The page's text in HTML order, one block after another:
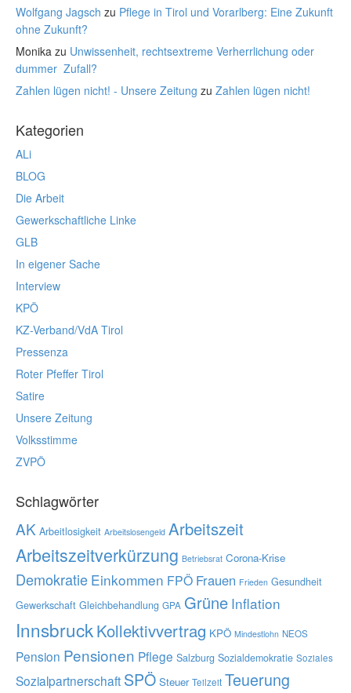
Wolfgang Jagsch zu Pflege in Tirol und Vorarlberg: Eine Zukunft
ohne Zukunft?
Monika zu Unwissenheit, rechtsextreme Verherrlichung oder
dummer Zufall?
Zahlen lügen nicht! - Unsere Zeitung zu Zahlen lügen nicht!
Kategorien
ALi
BLOG
Die Arbeit
Gewerkschaftliche Linke
GLB
In eigener Sache
Interview
KPÖ
KZ-Verband/VdA Tirol
Pressenza
Roter Pfeffer Tirol
Satire
Unsere Zeitung
Volksstimme
ZVPÖ
Schlagwörter
AK Arbeitlosigkeit Arbeitslosengeld Arbeitszeit
Arbeitszeitverkürzung Betriebsrat Corona-Krise
Demokratie Einkommen FPÖ Frauen Frieden Gesundheit
Gewerkschaft Gleichbehandlung GPA Grüne Inflation
InnsbruckKollektivvertrag KPÖ Mindestlohn NEOS
Pension Pensionen Pflege Salzburg Sozialdemokratie Soziales
Sozialpartnerschaft SPÖ Steuer Teilzeit Teuerung